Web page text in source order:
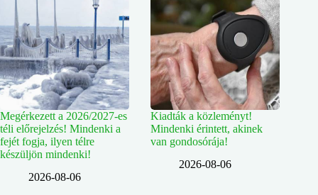
Megérkezett a 2026/2027-es
téli előrejelzés! Mindenki a
fejét fogja, ilyen télre
készüljön mindenki!
2026-08-06
Kiadták a közleményt!
Mindenki érintett, akinek
van gondosórája!
2026-08-06